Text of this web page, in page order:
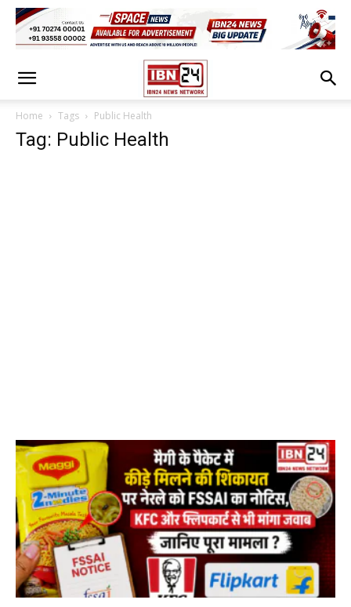
Home Tags Public Health
Tag: Public Health